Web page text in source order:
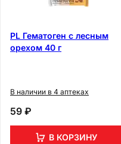
PL Гематоген с лесным
орехом 40 г
В наличии в 4 аптеках
59 ₽
В КОРЗИНУ